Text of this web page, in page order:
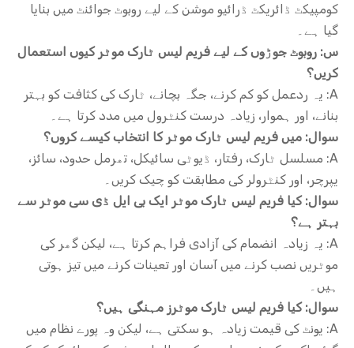
کومپیکٹ ڈائریکٹ ڈرائیو موشن کے لیے روبوٹ جوائنٹ میں بنایا
گیا ہے۔
س: روبوٹ جوڑوں کے لیے فریم لیس ٹارک موٹر کیوں استعمال
کریں؟
A: یہ ردعمل کو کم کرنے، جگہ بچانے، ٹارک کی کثافت کو بہتر
بنانے، اور ہموار، زیادہ درست کنٹرول میں مدد کرتا ہے۔
سوال: میں فریم لیس ٹارک موٹر کا انتخاب کیسے کروں؟
A: مسلسل ٹارک، رفتار، ڈیوٹی سائیکل، تھرمل حدود، سائز،
یپرچر، اور کنٹرولر کی مطابقت کو چیک کریں۔
سوال: کیا فریم لیس ٹارک موٹر ایک بی ایل ڈی سی موٹر سے
بہتر ہے؟
A: یہ زیادہ انضمام کی آزادی فراہم کرتا ہے، لیکن گھر کی
موٹریں نصب کرنے میں آسان اور تعینات کرنے میں تیز ہوتی
ہیں۔
سوال: کیا فریم لیس ٹارک موٹرز مہنگی ہیں؟
A: یونٹ کی قیمت زیادہ ہو سکتی ہے، لیکن وہ پورے نظام میں